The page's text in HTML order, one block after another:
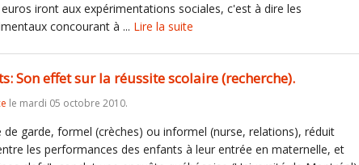
iront aux expérimentations sociales, c'est à dire les
concourant à ... Lire la suite
Son effet sur la réussite scolaire (recherche).
le mardi 05 octobre 2010.
de garde, formel (crèches) ou informel (nurse, relations), réduit
les performances des enfants à leur entrée en maternelle, et